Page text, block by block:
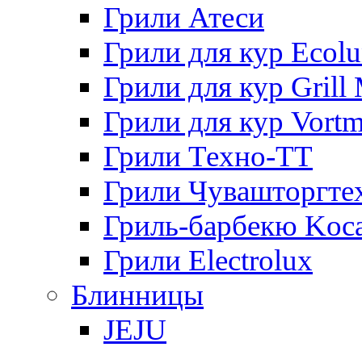
Грили Атеси
Грили для кур
Грили для кур Grill
Грили для кур
Грили Техно-ТТ
Грили
Гриль-барбекю
Грили Electrolux
Блинницы
JEJU